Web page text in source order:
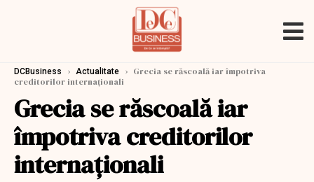
DCBusiness › Actualitate › Grecia se răscoală iar împotriva
creditorilor internaționali
Grecia se răscoală iar
împotriva creditorilor
internaționali